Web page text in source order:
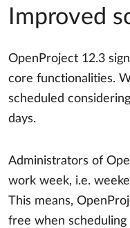
Improved
OpenProject 12.3
core functionalities.
scheduled
days.
Administrators of
work week, i.e.
This means,
free when scheduling